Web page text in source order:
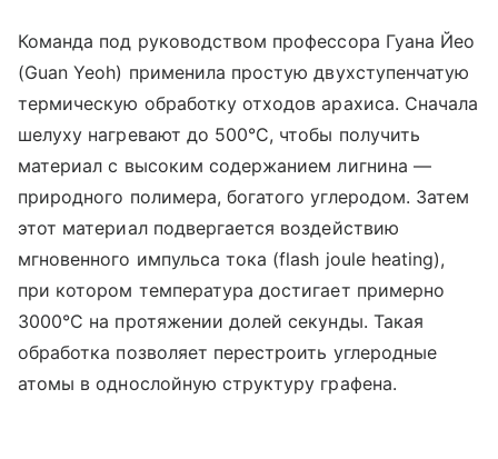
Команда под руководством профессора Гуана Йео
(Guan Yeoh) применила простую двухступенчатую
термическую обработку отходов арахиса. Сначала
шелуху нагревают до 500°C, чтобы получить
материал с высоким содержанием лигнина —
природного полимера, богатого углеродом. Затем
этот материал подвергается воздействию
мгновенного импульса тока (flash joule heating),
при котором температура достигает примерно
3000°C на протяжении долей секунды. Такая
обработка позволяет перестроить углеродные
атомы в однослойную структуру графена.